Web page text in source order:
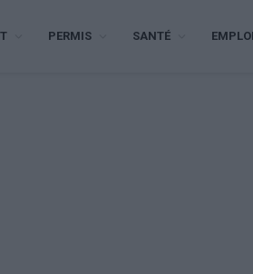
PERMIS SANTÉ EMPLOI